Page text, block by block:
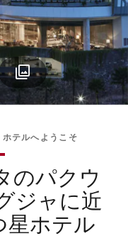
テルへようこそ
のパクウ
ジャに近
星ホテル